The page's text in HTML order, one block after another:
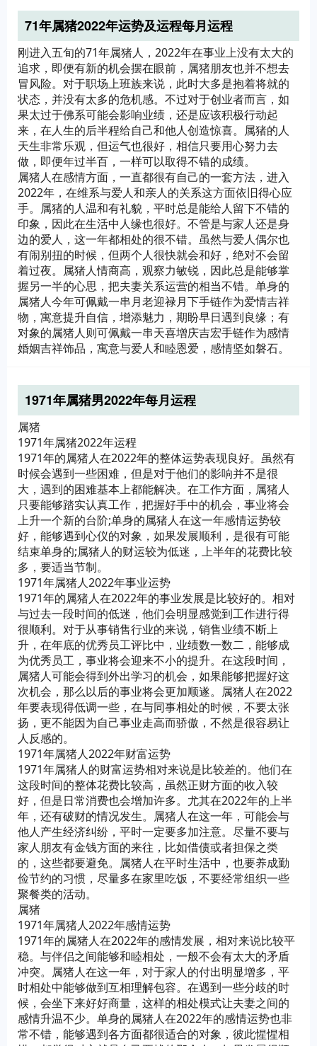
71年属猪2022年运势及运程每月运程
刚进入五旬的71年属猪人，2022年在事业上没有太大的
追求，即便有新的机会摆在眼前，属猪朋友也并不想去
冒风险。对于职场上班族来说，此时大多是抱着将就的
状态，并没有太多的危机感。不过对于创业者而言，如
果太过于佛系可能会影响业绩，还是应该积极行动起
来，在人生的后半程给自己和他人创造惊喜。属猪的人
天生非常乐观，但运气也很好，相信只要用心努力去
做，即便年过半百，一样可以取得不错的成绩。
属猪人在感情方面，一直都很有自己的一套方法，进入
2022年，在维系与爱人和亲人的关系这方面依旧得心应
手。属猪的人温和有礼貌，平时总是能给人留下不错的
印象，因此在生活中人缘也很好。不管是与家人还是身
边的爱人，这一年都相处的很不错。虽然与爱人偶尔也
有闹别扭的时候，但两个人很快就会和好，绝对不会留
着过夜。属猪人情商高，观察力敏锐，因此总是能够掌
握另一半的心思，把夫妻关系运营的相当不错。单身的
属猪人今年可佩戴一串月老迎禄月下手链作为爱情吉祥
物，寓意提升自信，增添魅力，期盼早日遇到良缘；有
对象的属猪人则可佩戴一串天喜增庆吉宏手链作为感情
婚姻吉祥饰品，寓意与爱人和睦恩爱，感情坚如磐石。
1971年属猪男2022年每月运程
属猪
1971年属猪2022年运程
1971年的属猪人在2022年的整体运势表现良好。虽然有
时候会遇到一些困难，但是对于他们的影响并不是很
大，遇到的困难基本上都能解决。在工作方面，属猪人
只要能够踏实认真工作，把握好手中的机会，事业将会
上升一个新的台阶;单身的属猪人在这一年感情运势较
好，能够遇到心仪的对象，如果发展顺利，是很有可能
结束单身的;属猪人的财运较为低迷，上半年的花费比较
多，要适当节制。
1971年属猪人2022年事业运势
1971年的属猪人在2022年的事业发展是比较好的。相对
与过去一段时间的低迷，他们会明显感觉到工作进行得
很顺利。对于从事销售行业的来说，销售业绩不断上
升，在年底的优秀员工评比中，业绩数一数二，能够成
为优秀员工，事业将会迎来不小的提升。在这段时间，
属猪人可能会得到外出学习的机会，如果能够把握好这
次机会，那么以后的事业将会更加顺遂。属猪人在2022
年要表现得低调一些，在与同事相处的时候，不要太张
扬，更不能因为自己事业走高而骄傲，不然是很容易让
人反感的。
1971年属猪人2022年财富运势
1971年属猪人的财富运势相对来说是比较差的。他们在
这段时间的整体花费比较高，虽然正财方面的收入较
好，但是日常消费也会增加许多。尤其在2022年的上半
年，还有破财的情况发生。属猪人在这一年，可能会与
他人产生经济纠纷，平时一定要多加注意。尽量不要与
家人朋友有金钱方面的来往，比如借债或者担保之类
的，这些都要避免。属猪人在平时生活中，也要养成勤
俭节约的习惯，尽量多在家里吃饭，不要经常组织一些
聚餐类的活动。
属猪
1971年属猪人2022年感情运势
1971年的属猪人在2022年的感情发展，相对来说比较平
稳。与伴侣之间能够和睦相处，一般不会有太大的矛盾
冲突。属猪人在这一年，对于家人的付出明显增多，平
时相处中能够做到互相理解包容。在遇到一些分歧的时
候，会坐下来好好商量，这样的相处模式让夫妻之间的
感情升温不少。单身的属猪人在2022年的感情运势也非
常不错，能够遇到各方面都很适合的对象，彼此惺惺相